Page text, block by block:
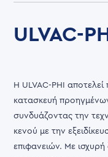
ULVAC-
Η ULVAC-PHI
κατασκευή
συνδυάζοντας την
κενού με την
επιφανειών. Με